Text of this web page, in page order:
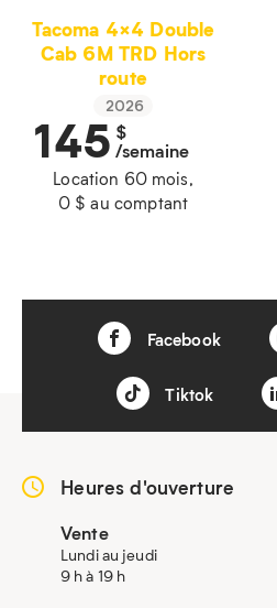
Tacoma 4×4 Double
Cab 6M TRD Hors
route
2026
145 $
/semaine
Location 60 mois,
0 $ au comptant
Facebook
Tiktok
Heures d'ouverture
Vente
Lundi au jeudi
9 h à 19 h